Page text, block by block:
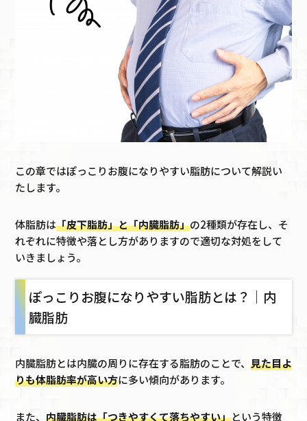
この章ではぽっこりお腹になりやすい脂肪について解説い
たします。
体脂肪は「皮下脂肪」と「内臓脂肪」の2種類が存在し、そ
れぞれに特徴や落とし方がありますので適切な対処をして
いきましょう。
ぽっこりお腹になりやすい脂肪とは？｜内
臓脂肪
内臓脂肪とは内臓の周りに存在する脂肪のことで、 見た目よ
りも体脂肪率が高い方に多い傾向があります。
また、 内臓脂肪は「つきやすくて落ちやすい」という特徴